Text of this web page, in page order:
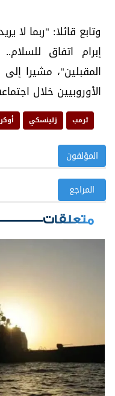
وتابع قائلا: "ربما لا
إبرام اتفاق
المقبلين"، مشيرا
الأوروبيين خلال
ترمب زلينسكي
المؤلفون
المراجع
متعلقات